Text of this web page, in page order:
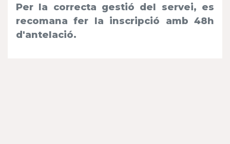
Per la correcta gestió del servei, es
recomana fer la inscripció amb 48h
d'antelació.